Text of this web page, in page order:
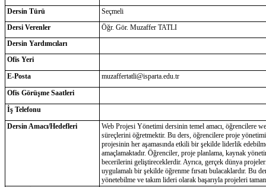
Dersin Türü
Seçmeli
Dersi Verenler
Öğr. Gör. Muzaffer TATLI
Dersin Yardımcıları
Ofis Yeri
E-Posta
muzaffertatli@isparta.edu.tr
Ofis Görüşme Saatleri
İş Telefonu
Dersin Amacı/Hedefleri
Web Projesi Yönetimi dersinin temel amacı, öğrencilere
süreçlerini öğretmektir. Bu ders, öğrencilere proje
projesinin her aşamasında etkili bir şekilde liderlik
amaçlamaktadır. Öğrenciler, proje planlama, kaynak
becerilerini geliştireceklerdir. Ayrıca, gerçek dünya
uygulamalı bir şekilde öğrenme fırsatı bulacaklardır. Bu
yönetebilme ve takım lideri olarak başarıyla projeleri